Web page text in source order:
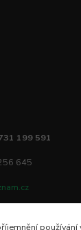
199 591
645